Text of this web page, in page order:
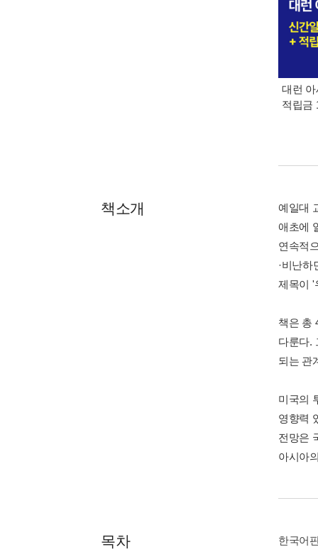
대런
적립금
책소개
예일대
애초에
연속적
·비난하
제목이 '
책은 총
다룬다.
되는 관
미국의
영향력
전망은
아시아
목차
한국어